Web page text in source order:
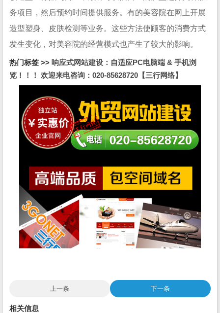
务项目，然后预约时间提供服务。有的美容院在网上开展
造型塑身、皮肤检测等业务。这些方法使顾客的消费方式
发生变化，对美容院的经营模式也产生了较大的影响。
热门标签 >> 响应式网站建设：自适应PC电脑端 & 手机浏
览！！！ 欢迎来电咨询：020-85628720【三行网络】
上一条 下一条
相关信息